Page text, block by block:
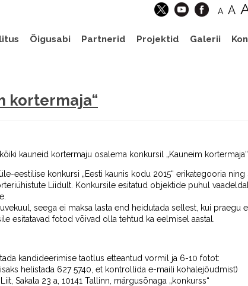
A A
Õigusabi Partnerid Projektid Galerii
kortermaja“
kauneid kortermaju osalema konkursil „Kauneim
eestilise konkursi „Eesti kaunis kodu 2015“ erikategooria
Liidult. Konkursile esitatud objektide puhul
seega ei maksa lasta end heidutada sellest, kui praegu
esitatavad fotod võivad olla tehtud ka eelmisel aastal.
kandideerimise taotlus etteantud vormil ja 6-10 fotot:
helistada 627 5740, et kontrollida e-maili kohalejõudmist)
Sakala 23 a, 10141 Tallinn, märgusõnaga „konkurss“